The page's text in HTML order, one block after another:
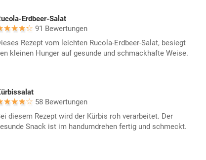
Erdbeer-Salat
91 Bewertungen
Rezept vom leichten Rucola-Erdbeer-Salat, besiegt
kleinen Hunger auf gesunde und schmackhafte Weise.
58 Bewertungen
diesem Rezept wird der Kürbis roh verarbeitet. Der
Snack ist im handumdrehen fertig und schmeckt.